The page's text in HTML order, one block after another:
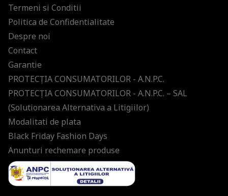
Termeni si Conditii
Politica de Confidentialitate
Despre noi
Contact
Garantie
PROTECŢIA CONSUMATORILOR - A.N.P.C.
PROTECŢIA CONSUMATORILOR - A.N.P.C. – SAL
(Solutionarea Alternativa a Litigiilor)
Modalitati de plata
Black Friday Fashion Days
Anunturi rechemare produse